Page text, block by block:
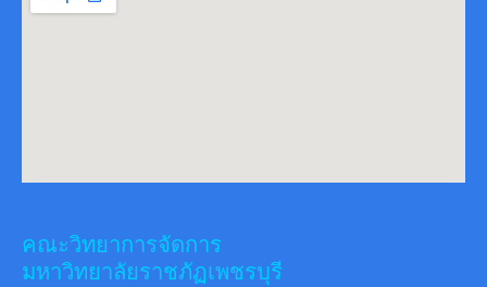
คณะวิทยาการจัดการ
มหาวิทยาลัยราชภัฏเพชรบุรี